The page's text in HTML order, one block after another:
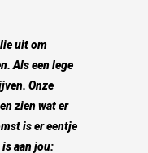
uit om
Als een lege
Onze
zien wat er
is er eentje
aan jou: